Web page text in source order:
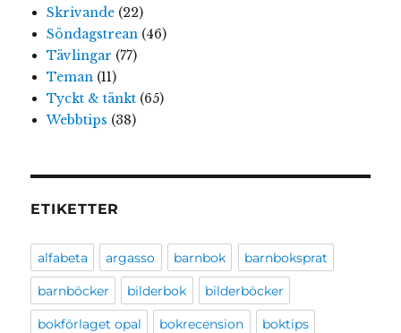
Skrivande(22)
Söndagstrean (46)
Tävlingar (77)
Teman (11)
Tyckt & tänkt(65)
Webbtips (38)
ETIKETTER
alfabeta argasso barnbok barnboksprat
barnböcker bilderbok bilderböcker
bokförlaget opal bokrecension boktips